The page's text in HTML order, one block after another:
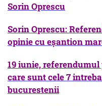
Sorin Oprescu
Sorin Oprescu:
opinie cu eșantion
19 iunie,
care sunt cele 7
bucurestenii